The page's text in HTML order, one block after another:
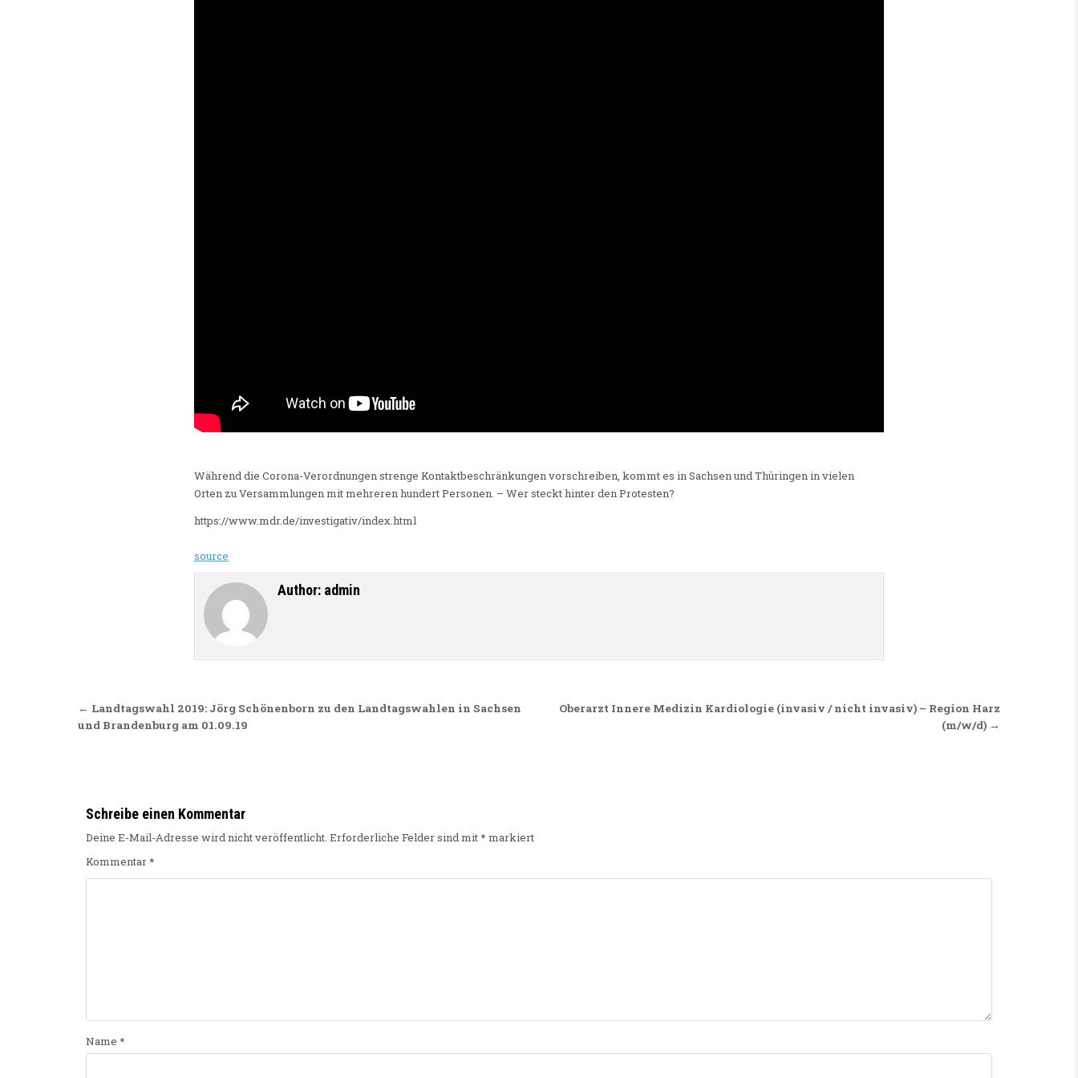
Während die Corona-Verordnungen strenge Kontaktbeschränkungen vorschreiben, kommt es in Sachsen und Thüringen in vielen
Orten zu Versammlungen mit mehreren hundert Personen. – Wer steckt hinter den Protesten?
https://www.mdr.de/investigativ/index.html
source
Author: admin
Beitragsnavigation
Oberarzt Innere Medizin Kardiologie (invasiv / nicht invasiv) – Region Harz
(m/w/d) →
← Landtagswahl 2019: Jörg Schönenborn zu den Landtagswahlen in Sachsen
und Brandenburg am 01.09.19
Schreibe einen Kommentar
Deine E-Mail-Adresse wird nicht veröffentlicht. Erforderliche Felder sind mit* markiert
Kommentar*
Name *